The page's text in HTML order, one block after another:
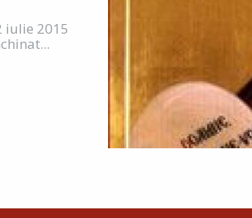
iulie 2015